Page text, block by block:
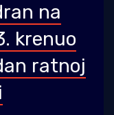
na
krenuo
ratnoj